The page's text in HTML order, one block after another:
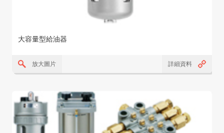
大容量型給油器
放大圖片 詳細資料